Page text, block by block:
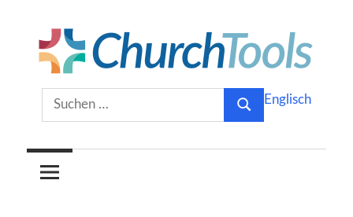
Inhalt
springen
ChurchTools
Blog
(Deutsch)
KircheSuchen
nach:
Suchen
Englisch